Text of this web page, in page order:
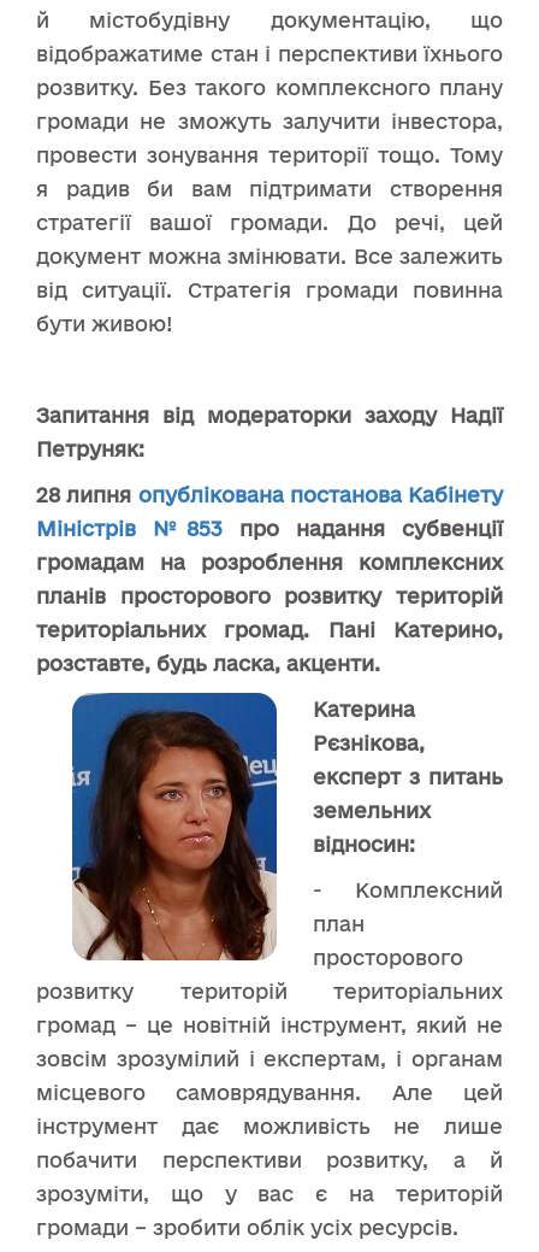
й містобудівну документацію, що
відображатиме стан і перспективи їхнього
розвитку. Без такого комплексного плану
громади не зможуть залучити інвестора,
провести зонування території тощо. Тому
я радив би вам підтримати створення
стратегії вашої громади. До речі, цей
документ можна змінювати. Все залежить
від ситуації. Стратегія громади повинна
бути живою!
Запитання від модераторки заходу Надії
Петруняк:
28 липня опублікована постанова Кабінету
Міністрів №853 про надання субвенції
громадам на розроблення комплексних
планів просторового розвитку територій
територіальних громад. Пані Катерино,
розставте, будь ласка, акценти.
Катерина
Рєзнікова,
експерт з питань
земельних
відносин:
- Комплексний
план
просторового
розвитку територій територіальних
громад – це новітній інструмент, який не
зовсім зрозумілий і експертам, і органам
місцевого самоврядування. Але цей
інструмент дає можливість не лише
побачити перспективи розвитку, а й
зрозуміти, що у вас є на територій
громади – зробити облік усіх ресурсів.